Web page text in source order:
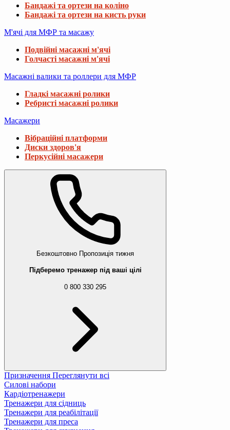
Бандажі та ортези на коліно
Бандажі та ортези на кисть руки
М'ячі для МФР та масажу
Подвійні масажні м'ячі
Голчасті масажні м'ячі
Масажні валики та роллери для МФР
Гладкі масажні ролики
Ребристі масажні ролики
Масажери
Вібраційні платформи
Диски здоров'я
Перкусійні масажери
Безкоштовно Пропозиція тижня
Підберемо тренажер під ваші цілі
0 800 330 295
Призначення Переглянути всі
Силові набори
Кардіотренажери
Тренажери для сідниць
Тренажери для реабілітації
Тренажери для преса